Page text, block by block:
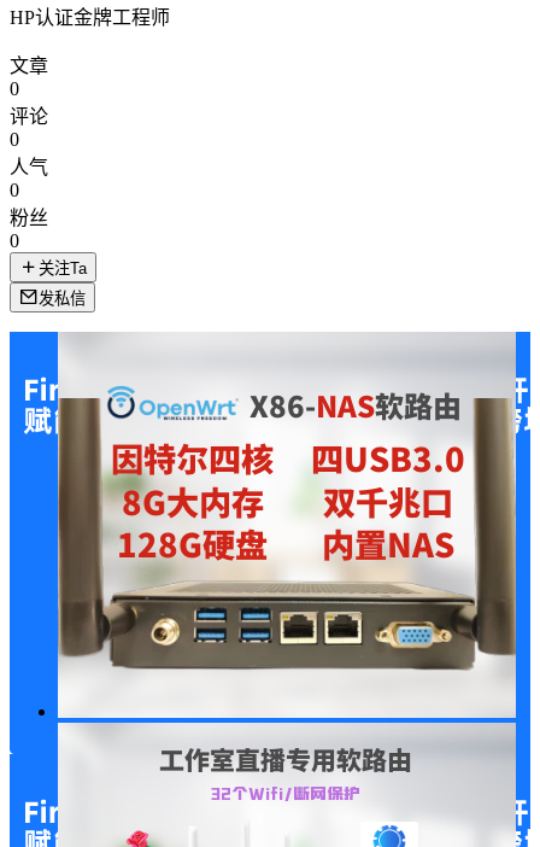
HP认证金牌工程师
文章
0
评论
0
人气
0
粉丝
0
关注Ta
发私信